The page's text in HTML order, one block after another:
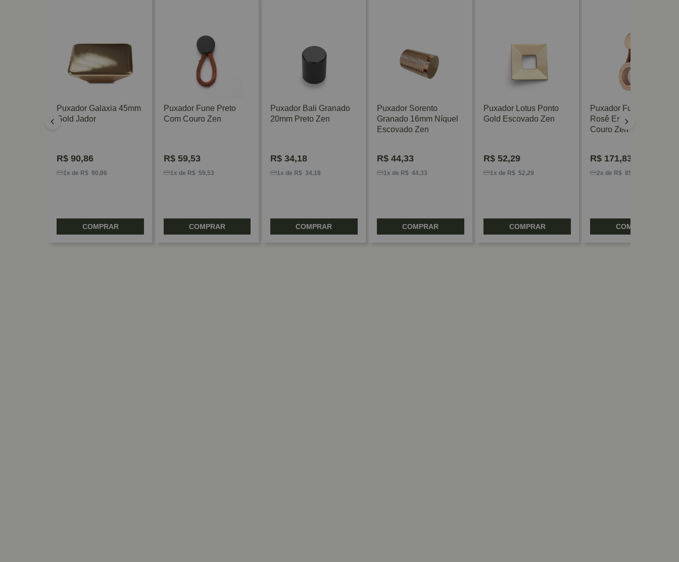
Puxador Galaxia 45mm
Gold Jador
R$ 90,86
1x de R$ 90,86
COMPRAR
Puxador Fune Preto
Com Couro Zen
R$59,53
1x de R$ 59,53
COMPRAR
Puxador Bali Granado
20mm Preto Zen
R$34,18
1x de R$ 34,18
COMPRAR
Puxador Sorento
Granado 16mm Níquel
Escovado Zen
R$44,33
1x de R$ 44,33
COMPRAR
Puxador Lotus Ponto
Gold Escovado Zen
R$ 52,29
1x de R$ 52,29
COMPRAR
Puxador Fune Garage
Rosê Escovado Com
Couro Zen
R$ 171,83
2x de R$ 85,91
COMPRAR